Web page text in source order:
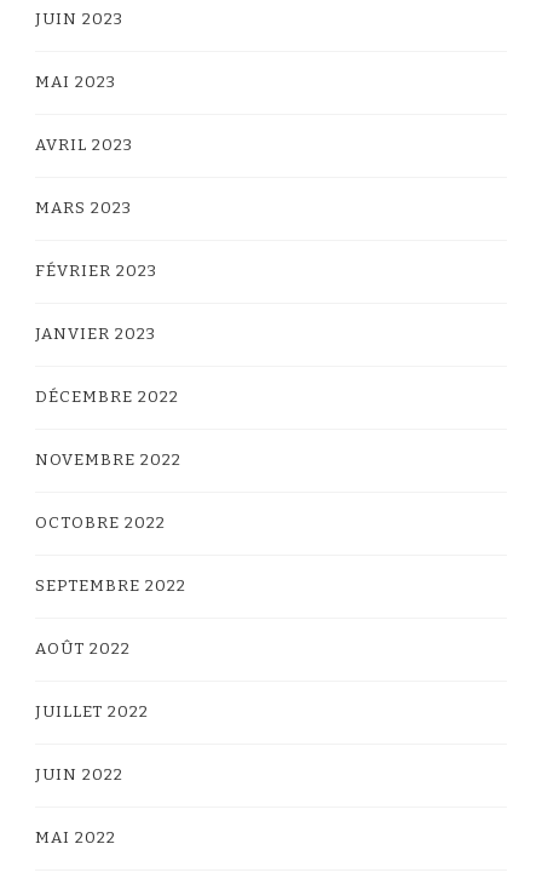
JUIN 2023
MAI 2023
AVRIL 2023
MARS 2023
FÉVRIER 2023
JANVIER 2023
DÉCEMBRE 2022
NOVEMBRE 2022
OCTOBRE 2022
SEPTEMBRE 2022
AOÛT 2022
JUILLET 2022
JUIN 2022
MAI 2022